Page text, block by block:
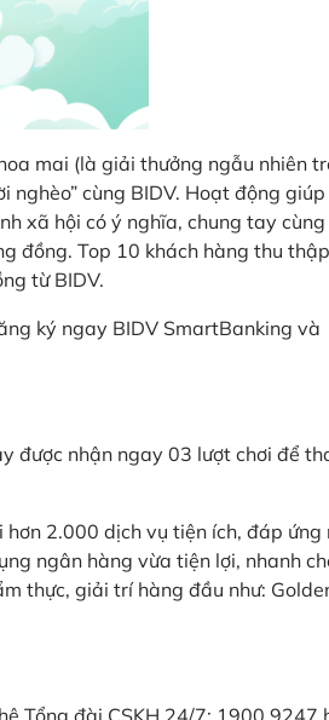
mai (là giải thưởng ngẫu nhiên
nghèo” cùng BIDV. Hoạt động
xã hội có ý nghĩa, chung tay cùng
đồng. Top 10 khách hàng thu
từ BIDV.
ký ngay BIDV SmartBanking và
được nhận ngay 03 lượt chơi để
2.000 dịch vụ tiện ích, đáp ứng
ngân hàng vừa tiện lợi, nhanh
thực, giải trí hàng đầu như:
Tổng đài CSKH 24/7: 1900 9247